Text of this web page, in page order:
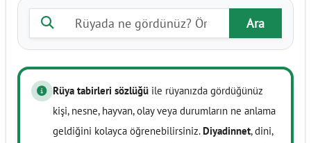
Rüya tabiri ara
Ara
Rüya tabirleri sözlüğü ile rüyanızda gördüğünüz
kişi, nesne, hayvan, olay veya durumların ne anlama
geldiğini kolayca öğrenebilirsiniz. Diyadinnet, dini,